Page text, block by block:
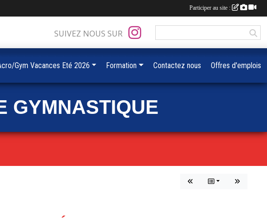
GYMNASTIQUE
SUIVEZ NOUS SUR
Gym Vacances Eté 2026 Formation Contactez nous Offres d'emplois
Participer au site :